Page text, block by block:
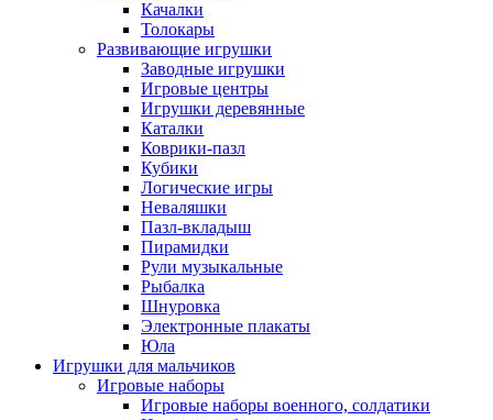
Качалки
Толокары
Развивающие игрушки
Заводные игрушки
Игровые центры
Игрушки деревянные
Каталки
Коврики-пазл
Кубики
Логические игры
Неваляшки
Пазл-вкладыш
Пирамидки
Рули музыкальные
Рыбалка
Шнуровка
Электронные плакаты
Юла
Игрушки для мальчиков
Игровые наборы
Игровые наборы военного, солдатики